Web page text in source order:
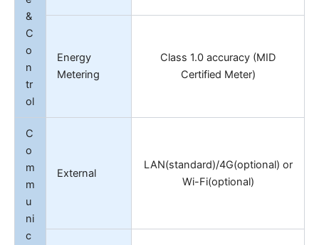
&
C
o
n
tr
ol
Energy
Metering
Class 1.0 accuracy (MID
Certified Meter)
C
o
m
m
u
ni
c
External
LAN(standard)/4G(optional) or
Wi-Fi(optional)